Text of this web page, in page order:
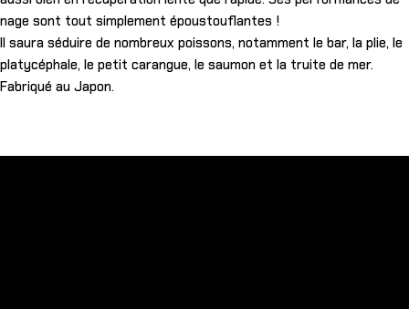
nage sont tout simplement époustouflantes !
Il saura séduire de nombreux poissons, notamment le bar, la plie, le
platycéphale, le petit carangue, le saumon et la truite de mer.
Fabriqué au Japon.